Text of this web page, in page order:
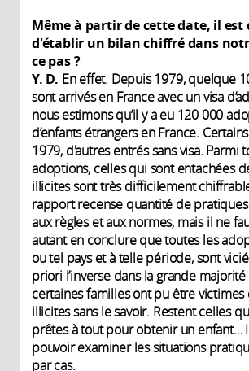
Même à partir de cette date, il
d'établir un bilan chiffré dans
ce pas ?
Y. D. En effet. Depuis 1979, quelque
sont arrivés en France avec un visa
nous estimons qu’il y a eu 120 000
d’enfants étrangers en France.
1979, d'autres entrés sans visa. Parmi
adoptions, celles qui sont entachées
illicites sont très difficilement
rapport recense quantité de
aux règles et aux normes, mais il ne
autant en conclure que toutes les
ou tel pays et à telle période, sont
priori l’inverse dans la grande
certaines familles ont pu être
illicites sans le savoir. Restent celles
prêtes à tout pour obtenir un enfant…
pouvoir examiner les situations
par cas.